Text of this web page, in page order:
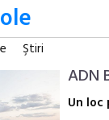
Ştiri
ADN
Un